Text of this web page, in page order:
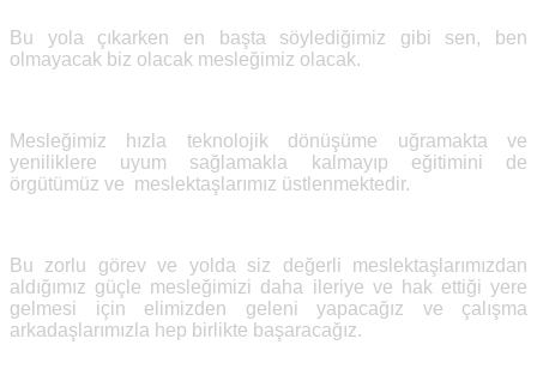
Bu yola çıkarken en başta söylediğimiz gibi sen, ben
olmayacak biz olacak mesleğimiz olacak.
Mesleğimiz hızla teknolojik dönüşüme uğramakta ve
yeniliklere uyum sağlamakla kalmayıp eğitimini de
örgütümüz ve meslektaşlarımız üstlenmektedir.
Bu zorlu görev ve yolda siz değerli meslektaşlarımızdan
aldığımız güçle mesleğimizi daha ileriye ve hak ettiği yere
gelmesi için elimizden geleni yapacağız ve çalışma
arkadaşlarımızla hep birlikte başaracağız.